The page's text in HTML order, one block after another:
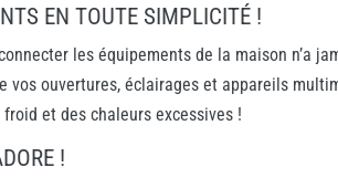
EN TOUTE SIMPLICITÉ !
les équipements de la maison n’a
vos ouvertures, éclairages et appareils
et des chaleurs excessives !
!